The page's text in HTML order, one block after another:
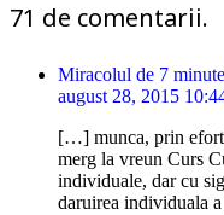
71 de comentarii.
Miracolul de 7
august 28, 2015
[…] munca, prin
merg la vreun Curs
individuale, dar cu
daruirea individuala